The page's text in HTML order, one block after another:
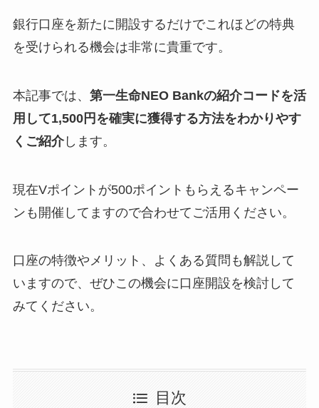
銀行口座を新たに開設するだけでこれほどの特典
を受けられる機会は非常に貴重です。
本記事では、 第一生命NEO Bankの紹介コードを活
用して1,500円を確実に獲得する方法をわかりやす
くご紹介します。
現在Vポイントが500ポイントもらえるキャンペー
ンも開催してますので合わせてご活用ください。
口座の特徴やメリット、よくある質問も解説して
いますので、ぜひこの機会に口座開設を検討して
みてください。
目次